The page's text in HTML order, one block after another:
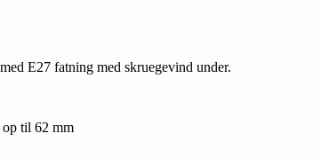
E27 fatning med skruegevind under.
til 62 mm